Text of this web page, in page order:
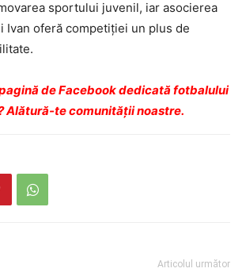
sportului juvenil, iar asocierea
Ivan oferă competiției un plus de
de Facebook dedicată fotbalului
Alătură-te comunității noastre.
Articolul următor